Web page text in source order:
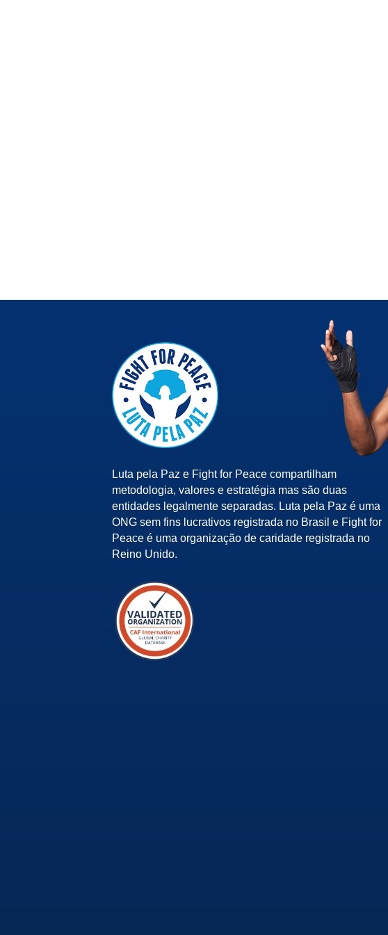
Luta pela Paz e Fight for Peace compartilham
metodologia, valores e estratégia mas são duas
entidades legalmente separadas. Luta pela Paz é uma
ONG sem fins lucrativos registrada no Brasil e Fight for
Peace é uma organização de caridade registrada no
Reino Unido.